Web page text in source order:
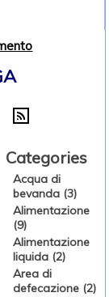
Categories
Acqua di
bevanda (3)
Alimentazione
(9)
Alimentazione
liquida (2)
Area di
defecazione (2)